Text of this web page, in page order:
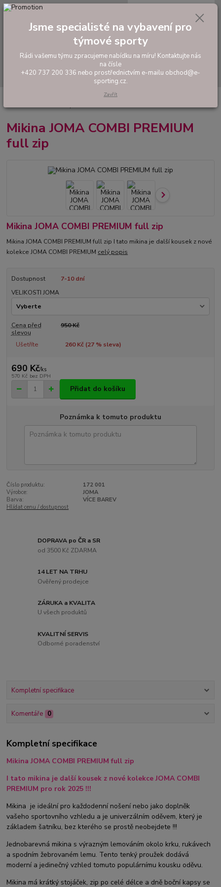
Hledat
tel: +420 737 200 336
0,00 Kč
Tréninkové oblečení
COMBI PREMIUM full zip
Mikina JOMA COMBI PREMIUM
full zip
Mikina JOMA COMBI PREMIUM full zip
Mikina JOMA COMBI PREMIUM full zip I tato mikina je další kousek z nové
kolekce JOMA COMBI PREMIUM celý popis
Dostupnost
7-10 dní
VELIKOSTI JOMA
Cena před
slevou
950 Kč
Ušetříte 260 Kč (27% sleva)
690 Kč/ks
570 Kč bez DPH
Přidat do košíku
Poznámka k tomuto produktu
Číslo produktu:
172 001
Výrobce:
JOMA
Barva:
VÍCE BAREV
Hlídat cenu / dostupnost
DOPRAVA po ČR a SR
od 3500 Kč ZDARMA
14 LET NA TRHU
Ověřený prodejce
ZÁRUKA a KVALITA
U všech produktů
KVALITNÍ SERVIS
Odborné poradenství
Kompletní specifikace
Komentáře 0
Kompletní specifikace
Mikina JOMA COMBI PREMIUM full zip
I tato mikina je další kousek z nové kolekce JOMA COMBI
PREMIUM pro rok 2025 !!!
Mikina je ideální pro každodenní nošení nebo jako doplněk
vašeho sportovního vzhledu a je univerzálním oděvem, který je
základem šatníku, bez kterého se prostě neobejdete !!!
Jednobarevná mikina s výrazným lemováním okolo krku, rukávech
a spodním žebrovaném lemu. Tento tenký proužek dodává
moderní a jedinečný vzhled tomuto populárnímu kousku oděvu.
Mikina má krátký stojáček, zip po celé délce a dně boční kapsy se
Jsme specialisté na vybavení pro
týmové sporty
Rádi vašemu týmu zpracujeme nabídku na míru! Kontaktujte nás
na čísle
+420 737 200 336 nebo prostřednictvím e-mailu obchod@e-
sporting.cz.
Zavřít